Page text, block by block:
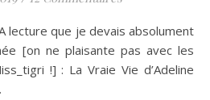
[on ne plaisante pas avec les
!] : La Vraie Vie d’Adeline